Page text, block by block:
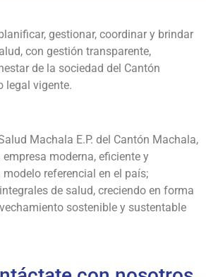
gestionar, coordinar y brindar
con gestión transparente,
de la sociedad del Cantón
legal vigente.
Machala E.P. del Cantón Machala,
moderna, eficiente y
referencial en el país;
de salud, creciendo en forma
sostenible y sustentable